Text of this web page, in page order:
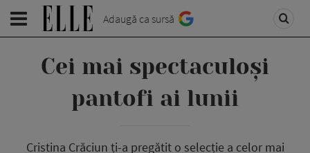
Adaugă ca sursă
Cei mai spectaculoși
pantofi ai lunii
Cristina Crăciun ți-a pregătit o selecție a celor mai